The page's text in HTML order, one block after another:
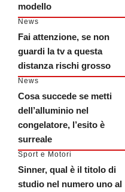
modello
News
Fai attenzione, se non
guardi la tv a questa
distanza rischi grosso
News
Cosa succede se metti
dell’alluminio nel
congelatore, l’esito è
surreale
Sport e Motori
Sinner, qual è il titolo di
studio nel numero uno al